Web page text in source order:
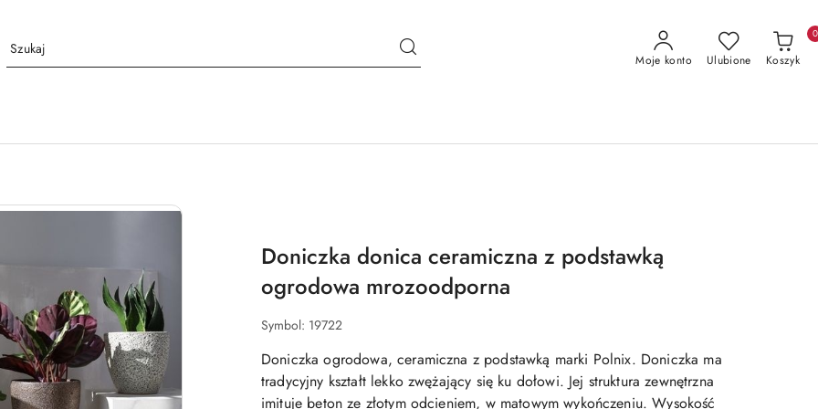
Moje konto Ulubione Koszyk
0
Doniczka donica ceramiczna z podstawką
ogrodowa mrozoodporna
Symbol: 19722
Doniczka ogrodowa, ceramiczna z podstawką marki Polnix. Doniczka ma
tradycyjny kształt lekko zwężający się ku dołowi. Jej struktura zewnętrzna
imituje beton ze złotym odcieniem, w matowym wykończeniu. Wysokość